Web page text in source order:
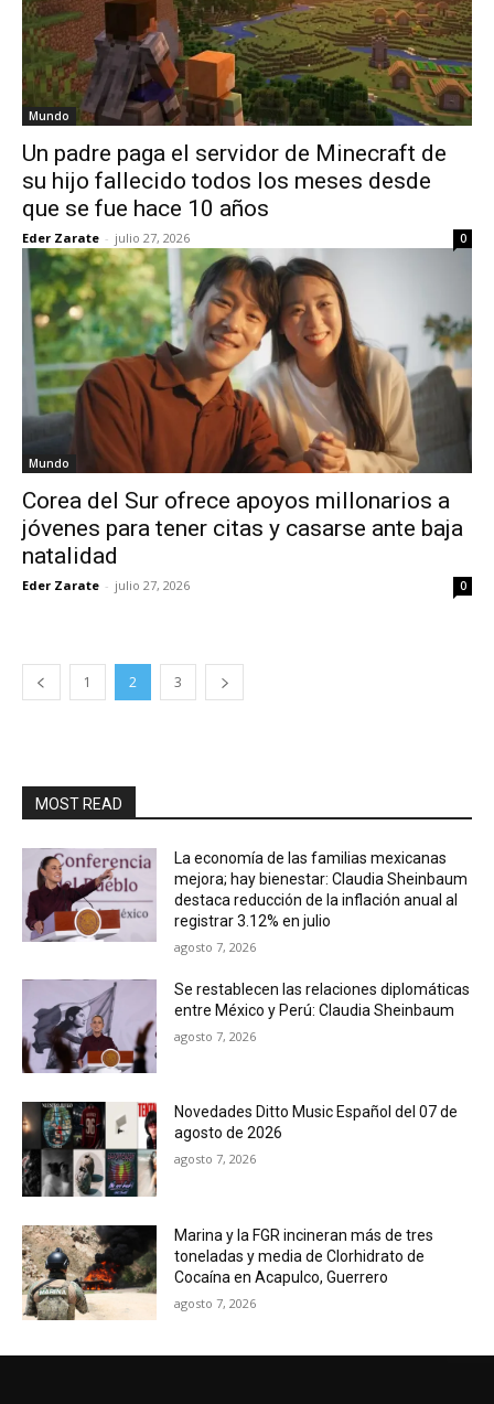
Mundo
Un padre paga el servidor de Minecraft de
su hijo fallecido todos los meses desde
que se fue hace 10 años
Eder Zarate - julio 27, 2026 0
Mundo
Corea del Sur ofrece apoyos millonarios a
jóvenes para tener citas y casarse ante baja
natalidad
Eder Zarate - julio 27, 2026 0
1 2 3
MOST READ
La economía de las familias mexicanas
mejora; hay bienestar: Claudia Sheinbaum
destaca reducción de la inflación anual al
registrar 3.12% en julio
agosto 7, 2026
Se restablecen las relaciones diplomáticas
entre México y Perú: Claudia Sheinbaum
agosto 7, 2026
Novedades Ditto Music Español del 07 de
agosto de 2026
agosto 7, 2026
Marina y la FGR incineran más de tres
toneladas y media de Clorhidrato de
Cocaína en Acapulco, Guerrero
agosto 7, 2026